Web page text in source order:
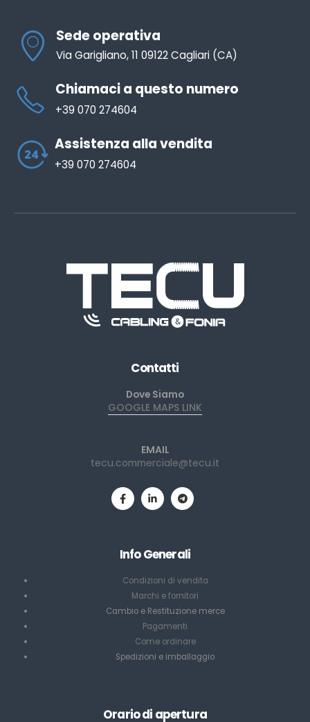
Sede operativa
Via Garigliano, 11 09122 Cagliari (CA)
Chiamaci a questo numero
+39 070 274604
Assistenza alla vendita
+39 070 274604
Contatti
Dove Siamo
GOOGLE MAPS LINK
EMAIL
tecu.commerciale@tecu.it
Info Generali
Condizioni di vendita
Marchi e fornitori
Cambio e Restituzione merce
Pagamenti
Come ordinare
Spedizioni e imballaggio
Orario di apertura